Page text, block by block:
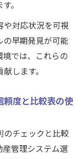
。
や対応状況を可視
の早期発見が可能
境では、これらの
します。
頼度と比較表の使
のチェックと比較
産管理システム選